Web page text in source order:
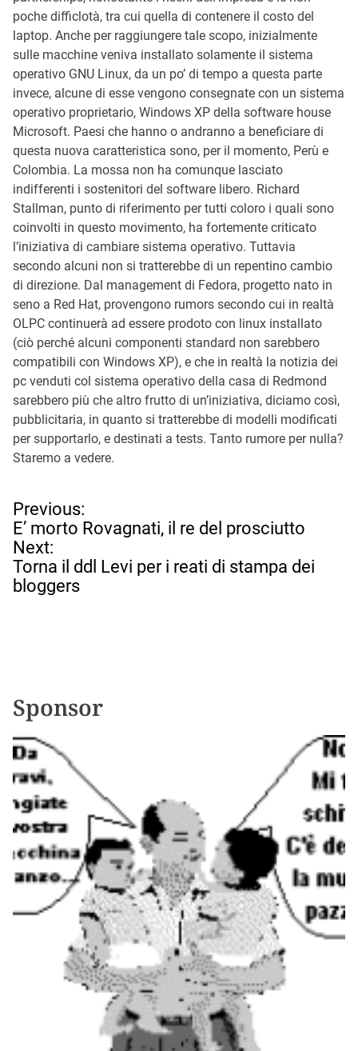
poche difficlotà, tra cui quella di contenere il costo del
laptop. Anche per raggiungere tale scopo, inizialmente
sulle macchine veniva installato solamente il sistema
operativo GNU Linux, da un po’ di tempo a questa parte
invece, alcune di esse vengono consegnate con un sistema
operativo proprietario, Windows XP della software house
Microsoft. Paesi che hanno o andranno a beneficiare di
questa nuova caratteristica sono, per il momento, Perù e
Colombia. La mossa non ha comunque lasciato
indifferenti i sostenitori del software libero. Richard
Stallman, punto di riferimento per tutti coloro i quali sono
coinvolti in questo movimento, ha fortemente criticato
l’iniziativa di cambiare sistema operativo. Tuttavia
secondo alcuni non si tratterebbe di un repentino cambio
di direzione. Dal management di Fedora, progetto nato in
seno a Red Hat, provengono rumors secondo cui in realtà
OLPC continuerà ad essere prodoto con linux installato
(ciò perché alcuni componenti standard non sarebbero
compatibili con Windows XP), e che in realtà la notizia dei
pc venduti col sistema operativo della casa di Redmond
sarebbero più che altro frutto di un’iniziativa, diciamo così,
pubblicitaria, in quanto si tratterebbe di modelli modificati
per supportarlo, e destinati a tests. Tanto rumore per nulla?
Staremo a vedere.
N
a
v
i
g
a
e
a
r
t
i
c
o
l
i
Previous:
E’ morto Rovagnati, il re del prosciutto
Next:
Torna il ddl Levi per i reati di stampa dei
bloggers
Sponsor